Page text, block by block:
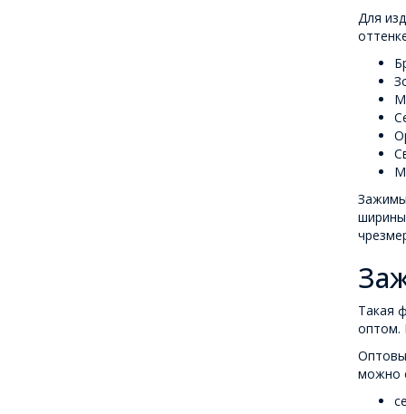
Для
Такая
оптом.
можно